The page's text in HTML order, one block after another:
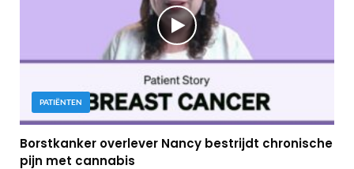
PATIËNTEN
Borstkanker overlever Nancy bestrijdt chronische
pijn met cannabis